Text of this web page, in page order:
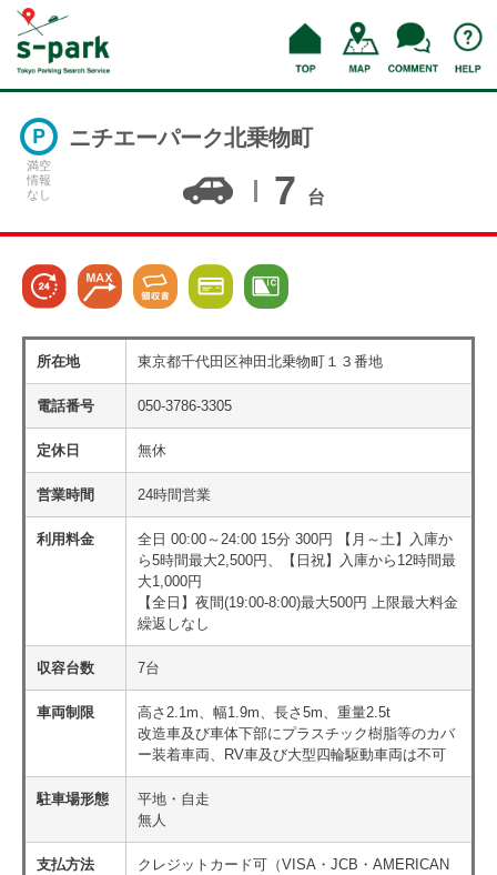
満空
情報
なし
ニチエーパーク北乗物町
7 台
所在地 東京都千代田区神田北乗物町１３番地
電話番号 050-3786-3305
定休日 無休
営業時間 24時間営業
利用料金
全日 00:00～24:00 15分 300円 【月～土】入庫か
ら5時間最大2,500円、【日祝】入庫から12時間最
大1,000円
【全日】夜間(19:00-8:00)最大500円 上限最大料金
繰返しなし
収容台数 7台
車両制限
高さ2.1m、幅1.9m、長さ5m、重量2.5t
改造車及び車体下部にプラスチック樹脂等のカバ
ー装着車両、RV車及び大型四輪駆動車両は不可
駐車場形態
平地・自走
無人
支払方法
クレジットカード可（VISA・JCB・AMERICAN